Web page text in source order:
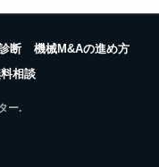
断
機械M&Aの進め方
相談
ー.